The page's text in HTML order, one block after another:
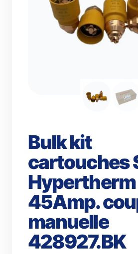
Bulk kit
cartouches
Hypertherm
45Amp.
manuelle
428927.BK